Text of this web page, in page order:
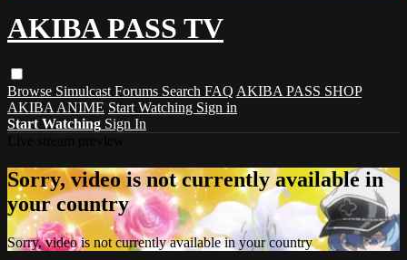
AKIBA PASS TV
Browse Simulcast Forums Search FAQ AKIBA PASS SHOP
AKIBA ANIME Start Watching Sign in
Start Watching Sign In
Sorry, video is not currently available in
your country
Sorry, video is not currently available in your country